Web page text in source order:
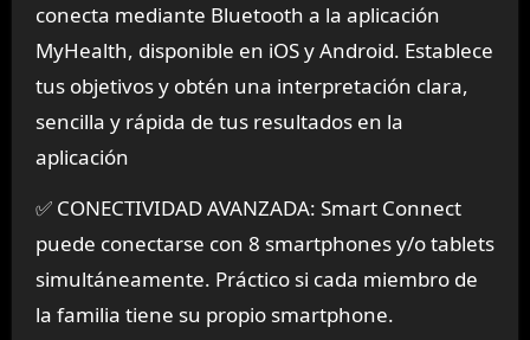
conecta mediante Bluetooth a la aplicación
MyHealth, disponible en iOS y Android. Establece
tus objetivos y obtén una interpretación clara,
sencilla y rápida de tus resultados en la
aplicación
✅ CONECTIVIDAD AVANZADA: Smart Connect
puede conectarse con 8 smartphones y/o tablets
simultáneamente. Práctico si cada miembro de
la familia tiene su propio smartphone.